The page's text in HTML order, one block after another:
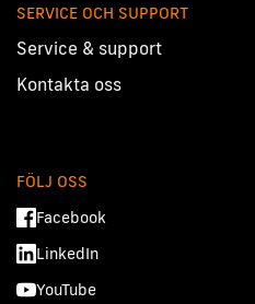
SERVICE OCH SUPPORT
Service & support
Kontakta oss
FÖLJ OSS
Facebook
LinkedIn
YouTube